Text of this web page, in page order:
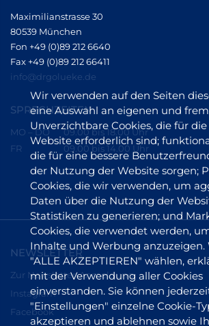
Maximilianstrasse 30
80539 München
Fon +49 (0)89 212 6640
Fax +49 (0)89 212 66411
info@drgolueke.de
SPRECHZEITEN
MO – DO
09.00 bis 18.00 Uhr
FR
09.00 bis 14.00 Uhr
NEWSLETTER
Zur Newsletter-Anmeldung
Instagram
Facebook
Wir verwenden auf den Seiten
eine Auswahl an eigenen und
Unverzichtbare Cookies, die für
Website erforderlich sind;
die für eine bessere
der Nutzung der Website sorgen;
Cookies, die wir verwenden, um
Daten über die Nutzung der
Statistiken zu generieren; und
Cookies, die verwendet werden,
Inhalte und Werbung anzuzeigen.
"ALLE AKZEPTIEREN" wählen,
mit der Verwendung aller Cookies
einverstanden. Sie können
"Einstellungen" einzelne Cookie-
akzeptieren und ablehnen sowie